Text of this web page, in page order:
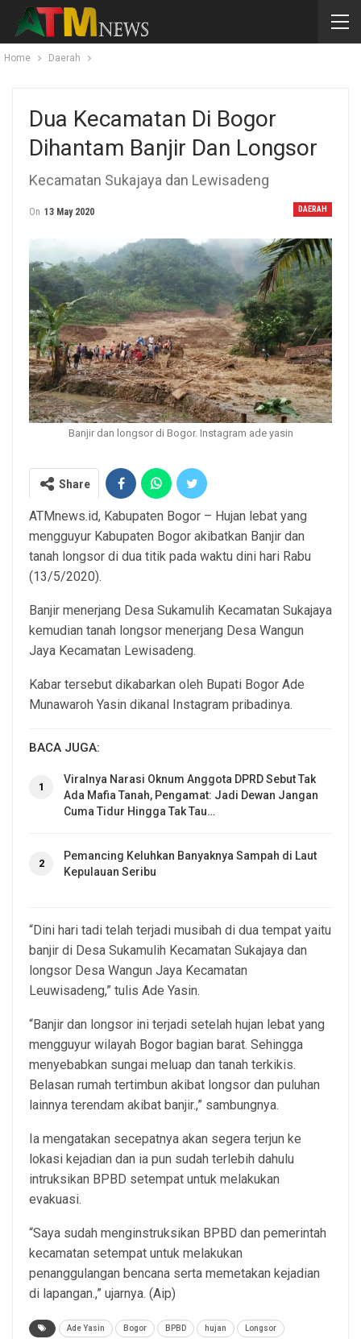
Home Daerah
Dua Kecamatan Di Bogor
Dihantam Banjir Dan Longsor
Kecamatan Sukajaya dan Lewisadeng
DAERAH
On 13 May 2020
Banjir dan longsor di Bogor. Instagram ade yasin
Share
ATMnews.id, Kabupaten Bogor – Hujan lebat yang
mengguyur Kabupaten Bogor akibatkan Banjir dan
tanah longsor di dua titik pada waktu dini hari Rabu
(13/5/2020).
Banjir menerjang Desa Sukamulih Kecamatan Sukajaya
kemudian tanah longsor menerjang Desa Wangun
Jaya Kecamatan Lewisadeng.
Kabar tersebut dikabarkan oleh Bupati Bogor Ade
Munawaroh Yasin dikanal Instagram pribadinya.
BACA JUGA:
1
Viralnya Narasi Oknum Anggota DPRD Sebut Tak
Ada Mafia Tanah, Pengamat: Jadi Dewan Jangan
Cuma Tidur Hingga Tak Tau…
2
Pemancing Keluhkan Banyaknya Sampah di Laut
Kepulauan Seribu
“Dini hari tadi telah terjadi musibah di dua tempat yaitu
banjir di Desa Sukamulih Kecamatan Sukajaya dan
longsor Desa Wangun Jaya Kecamatan
Leuwisadeng,” tulis Ade Yasin.
“Banjir dan longsor ini terjadi setelah hujan lebat yang
mengguyur wilayah Bogor bagian barat. Sehingga
menyebabkan sungai meluap dan tanah terkikis.
Belasan rumah tertimbun akibat longsor dan puluhan
lainnya terendam akibat banjir.,” sambungnya.
Ia mengatakan secepatnya akan segera terjun ke
lokasi kejadian dan ia pun sudah terlebih dahulu
intruksikan BPBD setempat untuk melakukan
evakuasi.
“Saya sudah menginstruksikan BPBD dan pemerintah
kecamatan setempat untuk melakukan
penanggulangan bencana serta memetakan kejadian
di lapangan.,” ujarnya. (Aip)
Ade Yasin Bogor BPBD hujan Longsor